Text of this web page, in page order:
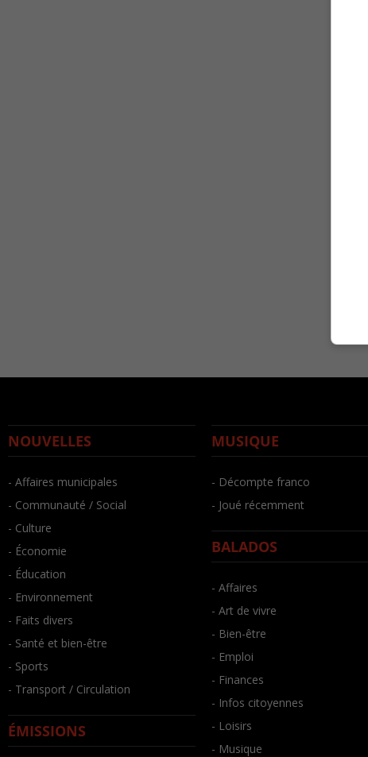
NOUVELLES
- Affaires municipales
- Communauté / Social
- Culture
- Économie
- Éducation
- Environnement
- Faits divers
- Santé et bien-être
- Sports
- Transport / Circulation
ÉMISSIONS
MUSIQUE
- Décompte franco
- Joué récemment
BALADOS
- Affaires
- Art de vivre
- Bien-être
- Emploi
- Finances
- Infos citoyennes
- Loisirs
- Musique